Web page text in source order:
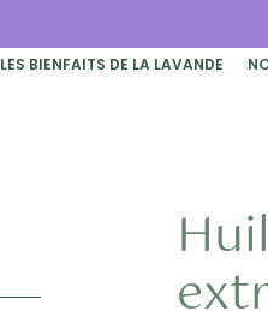
LES BIENFAITS DE LA LAVANDE